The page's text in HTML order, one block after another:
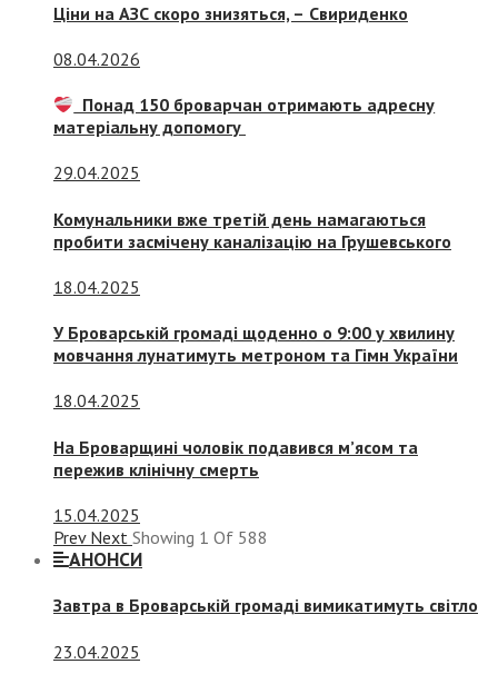
Ціни на АЗС скоро знизяться, – Свириденко
08.04.2026
Понад 150 броварчан отримають адресну
матеріальну допомогу
29.04.2025
Комунальники вже третій день намагаються
пробити засмічену каналізацію на Грушевського
18.04.2025
У Броварській громаді щоденно о 9:00 у хвилину
мовчання лунатимуть метроном та Гімн України
18.04.2025
На Броварщині чоловік подавився м’ясом та
пережив клінічну смерть
15.04.2025
Prev Next Showing 1 Of 588
АНОНСИ
Завтра в Броварській громаді вимикатимуть світло
23.04.2025